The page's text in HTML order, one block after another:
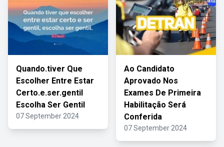
Quando.tiver Que
Escolher Entre Estar
Certo.e.ser.gentil
Escolha Ser Gentil
07 September 2024
Ao Candidato
Aprovado Nos
Exames De Primeira
Habilitação Será
Conferida
07 September 2024